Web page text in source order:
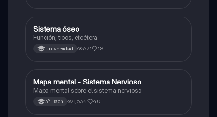
Biología
Sistema óseo
Función, tipos, etcétera
Universidad 671 18
Biología
Mapa mental - Sistema Nervioso
Mapa mental sobre el sistema nervioso
3º Bach 1,634 40